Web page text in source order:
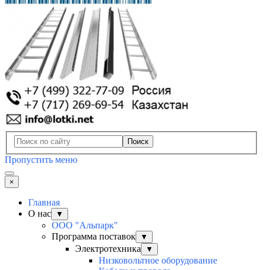
Поиск
Пропустить меню
×
Главная
О нас
▼
ООО "Альпарк"
Программа поставок
▼
Электротехника ▼
Низковольтное оборудование